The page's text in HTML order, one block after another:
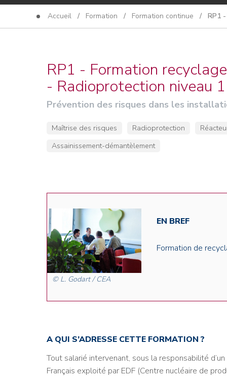
Accueil / Formation / Formation continue / RP1 -
RP1 - Formation
- Radioprotection niveau 1
Prévention des risques dans les
Maîtrise des risques Radioprotection
Assainissement-démantèlement
© L. Godart / CEA
EN BREF
Formation de
A QUI S’ADRESSE CETTE FORMATION ?
Tout salarié intervenant, sous la responsabilité
Français exploité par EDF (Centre nucléaire de